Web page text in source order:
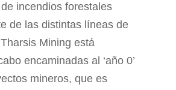
incendios forestales
de las distintas líneas de
Mining está
encaminadas al ‘año 0’
mineros, que es